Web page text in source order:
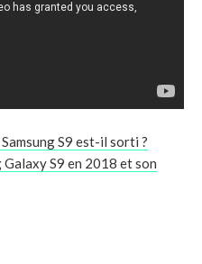
S9 est-il sorti ?
S9 en 2018 et son